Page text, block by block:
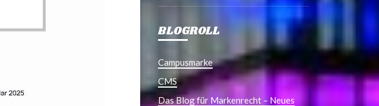
BLOGROLL
Campusmarke
CMS
Das Blog für Markenrecht – Neues